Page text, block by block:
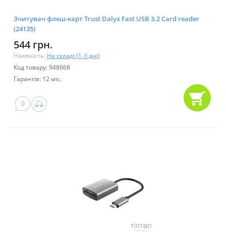
Зчитувач флеш-карт Trust Dalyx Fast USB 3.2 Card reader
(24135)
544 грн.
Наявність: На складі (1-3 дні)
Код товару: 948668
Гарантія: 12 міс.
0